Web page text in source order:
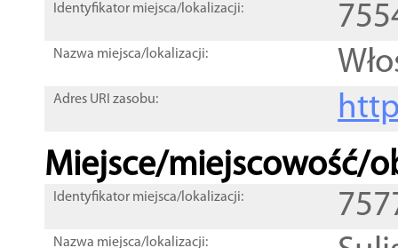
Identyfikator miejsca/lokalizacji:
Nazwa miejsca/lokalizacji:
Adres URI zasobu:
Miejsce/miejscowość/
Identyfikator miejsca/lokalizacji:
Nazwa miejsca/lokalizacji: